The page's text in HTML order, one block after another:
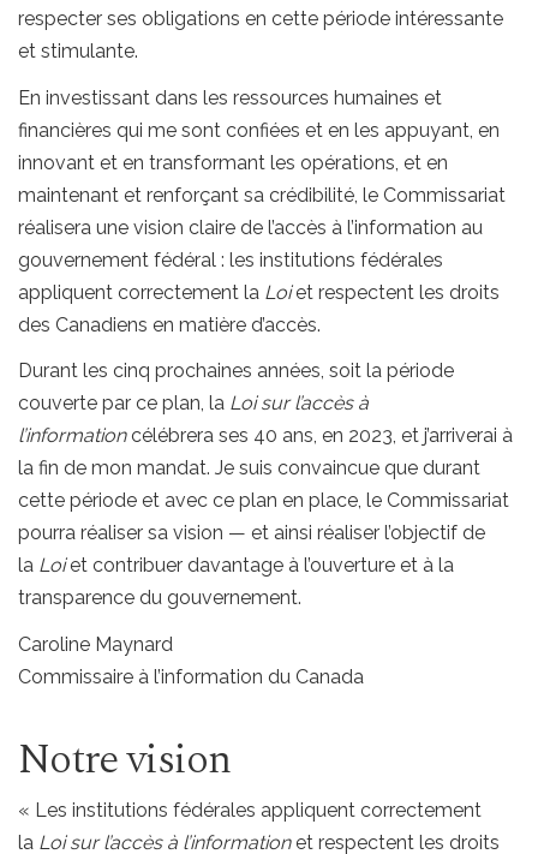
respecter ses obligations en cette période intéressante
et stimulante.
En investissant dans les ressources humaines et
financières qui me sont confiées et en les appuyant, en
innovant et en transformant les opérations, et en
maintenant et renforçant sa crédibilité, le Commissariat
réalisera une vision claire de l’accès à l’information au
gouvernement fédéral : les institutions fédérales
appliquent correctement la Loiet respectent les droits
des Canadiens en matière d’accès.
Durant les cinq prochaines années, soit la période
couverte par ce plan, la Loi sur l’accès à
l’informationcélébrera ses 40 ans, en 2023, et j’arriverai à
la fin de mon mandat. Je suis convaincue que durant
cette période et avec ce plan en place, le Commissariat
pourra réaliser sa vision — et ainsi réaliser l’objectif de
la Loiet contribuer davantage à l’ouverture et à la
transparence du gouvernement.
Caroline Maynard
Commissaire à l’information du Canada
Notre vision
« Les institutions fédérales appliquent correctement
la Loi sur l’accès à l’informationet respectent les droits